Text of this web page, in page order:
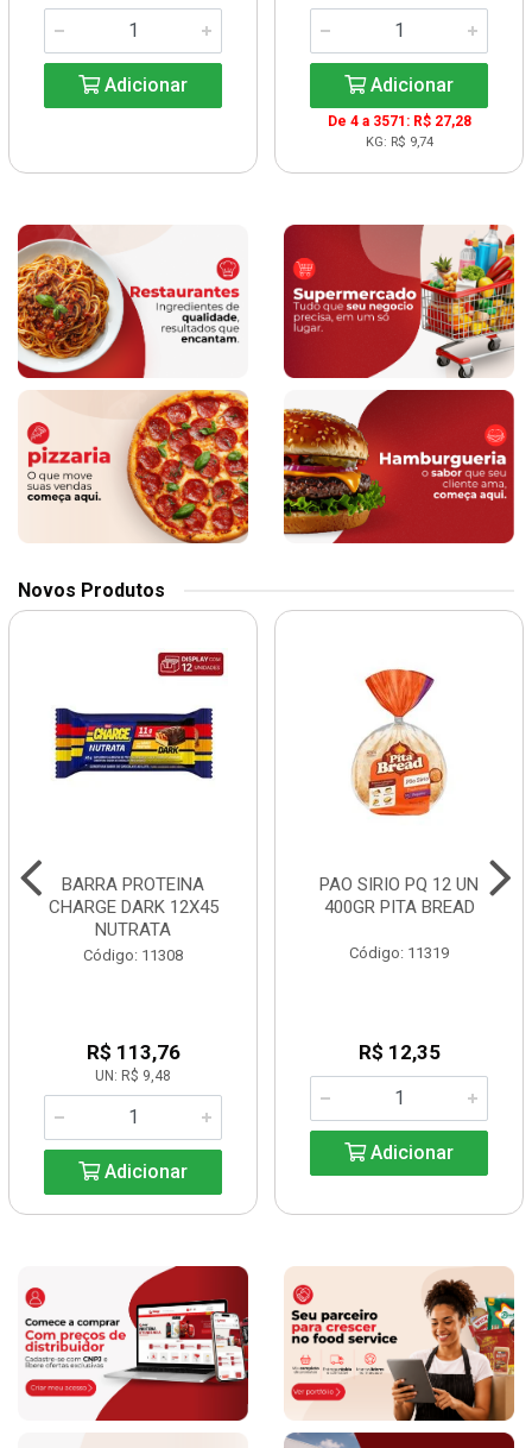
Adicionar Adicionar
De 4 a 3571: R$ 27,28
KG: R$ 9,74
Novos Produtos
BARRA PROTEINA
CHARGE DARK 12X45
NUTRATA
Código: 11308
R$ 113,76
UN: R$ 9,48
Adicionar
PAO SIRIO PQ 12 UN
400GR PITA BREAD
Código: 11319
R$ 12,35
Adicionar